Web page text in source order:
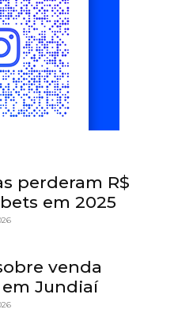
perderam R$
em 2025
venda
Jundiaí